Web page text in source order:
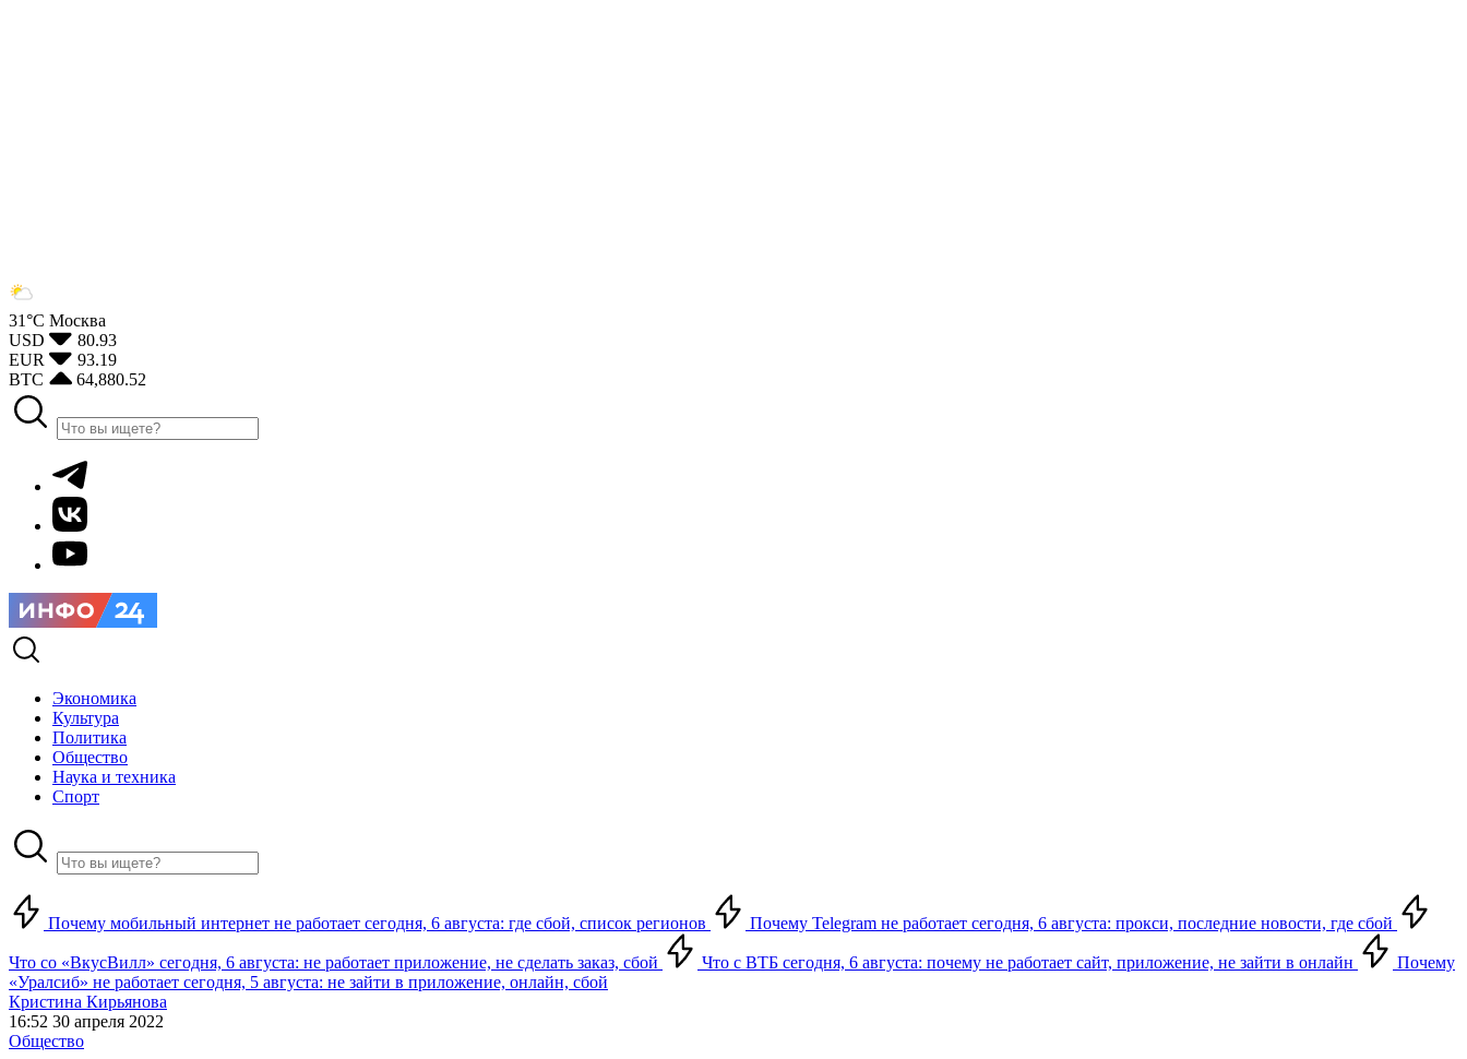
31°С Москва
USD
80.93
EUR
93.19
BTC
64,880.52
Экономика
Культура
Политика
Общество
Наука и техника
Спорт
Почему мобильный интернет не работает сегодня, 6 августа: где сбой, список регионов Почему Telegram не работает сегодня, 6 августа: прокси, последние новости, где сбой
Что со «ВкусВилл» сегодня, 6 августа: не работает приложение, не сделать заказ, сбой Что с ВТБ сегодня, 6 августа: почему не работает сайт, приложение, не зайти в онлайн
Почему
«Уралсиб» не работает сегодня, 5 августа: не зайти в приложение, онлайн, сбой
Кристина Кирьянова
16:52 30 апреля 2022
Общество